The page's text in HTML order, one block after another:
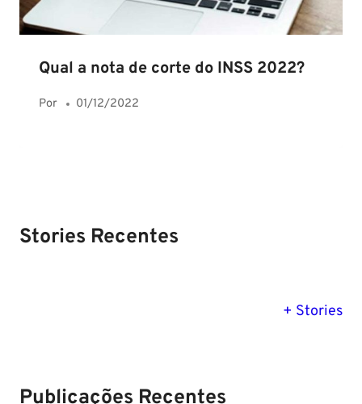
Qual a nota de corte do INSS 2022?
Por 01/12/2022
Stories Recentes
+ Stories
MG:
Publicações Recentes